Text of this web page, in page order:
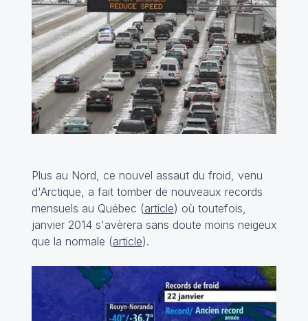
Plus au Nord, ce nouvel assaut du froid, venu
d'Arctique, a fait tomber de nouveaux records
mensuels au Québec (article) où toutefois,
janvier 2014 s'avèrera sans doute moins neigeux
que la normale (article).